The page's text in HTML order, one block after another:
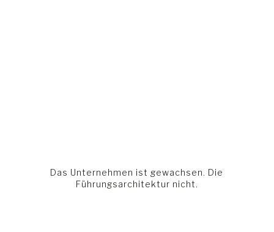
Das Unternehmen ist gewachsen. Die
Führungsarchitektur nicht.